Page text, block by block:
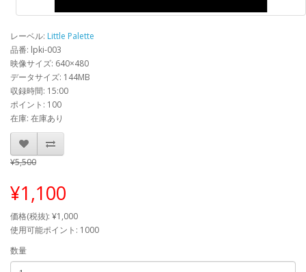
レーベル: Little Palette
品番: lpki-003
映像サイズ: 640×480
データサイズ: 144MB
収録時間: 15:00
ポイント: 100
在庫: 在庫あり
¥5,500
¥1,100
価格(税抜): ¥1,000
使用可能ポイント: 1000
数量